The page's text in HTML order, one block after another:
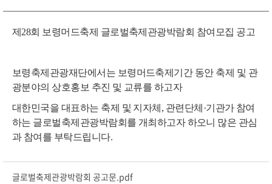
제28회 보령머드축제 글로벌축제관광박람회 참여모집 공고
보령축제관광재단에서는 보령머드축제기간 동안 축제 및 관
광분야의 상호홍보 추진 및 교류를 하고자
대한민국을 대표하는 축제 및 지자체, 관련단체·기관가 참여
하는 글로벌축제관광박람회를 개최 하고자하오니 많은 관심
과 참여를 부탁드립니다.
글로벌축제관광박람회 공고문.pdf